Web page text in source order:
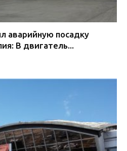
аварийную посадку
В двигатель...